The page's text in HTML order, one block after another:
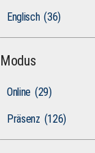
Englisch (36)
Modus
Online (29)
Präsenz (126)